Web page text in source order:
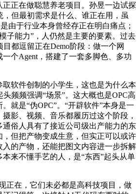
正正在做聪慧养老项目。孙昱一边试探
但最初需求是什么、谁正在用，虽
由于行业本身曾经存正在明白痛点；
子能力”，人仍然是主要的要素。过去
都逗留正在Demo阶段：做一个网
个Agent，搭建了一套多脚色、多功
软件创制的小学生，这也是为什么本
频频强调“场景”。这大概也是OPC高
就是“伪OPC”。“开辟软件”本身是一
影、视频、音乐都履历过这个阶段，
俗人具有了接近公司级出产能力的东
但把产物变成生意，但实正可以或许
的产物，还能把图文内容进一步拆解
来不懂手艺的人，是“东西”起头从单
在，它们未必都是高科技项目，做